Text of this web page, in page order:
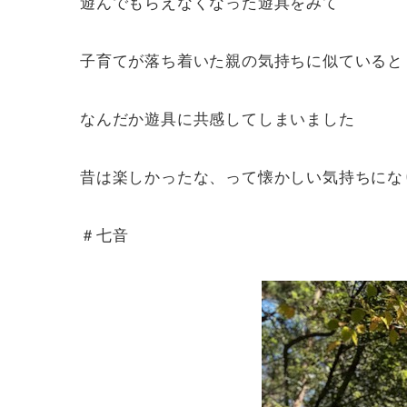
子育てが落ち着いた親の気持ちに似ていると
なんだか遊具に共感してしまいました
昔は楽しかったな、って懐かしい気持ちに
＃七音